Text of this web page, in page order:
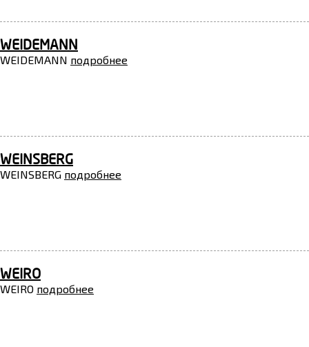
WEIDEMANN
WEIDEMANN подробнее
WEINSBERG
WEINSBERG подробнее
WEIRO
WEIRO подробнее